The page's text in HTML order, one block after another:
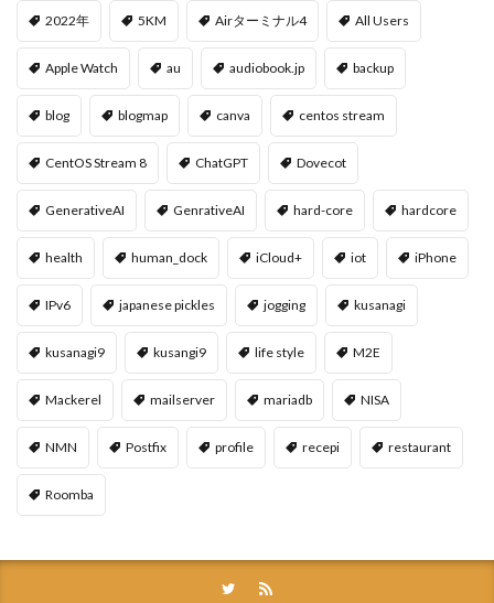
2022年 5KM Airターミナル4 All Users
Apple Watch au audiobook.jp backup
blog blogmap canva centos stream
CentOS Stream 8 ChatGPT Dovecot
GenerativeAI GenrativeAI hard-core hardcore
health human_dock iCloud+ iot iPhone
IPv6 japanese pickles jogging kusanagi
kusanagi9 kusangi9 life style M2E
Mackerel mailserver mariadb NISA
NMN Postfix profile recepi restaurant
Roomba